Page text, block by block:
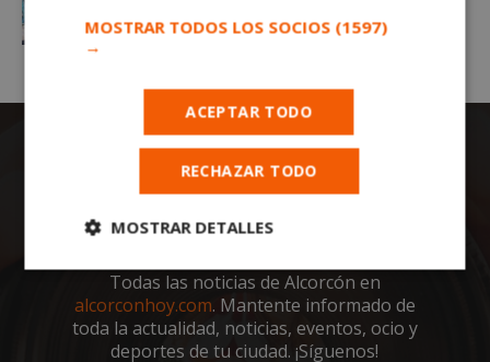
Todas las noticias de Alcorcón en
alcorconhoy.com. Mantente informado de
toda la actualidad, noticias, eventos, ocio y
deportes de tu ciudad. ¡Síguenos!
MOSTRAR TODOS LOS SOCIOS (1597)
→
ACEPTAR TODO
RECHAZAR TODO
MOSTRAR DETALLES
Cookies
estrictamente
necesarias
Cookies de
rendimiento